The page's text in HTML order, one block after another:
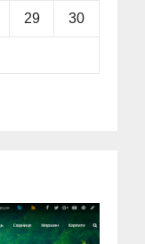
29 30